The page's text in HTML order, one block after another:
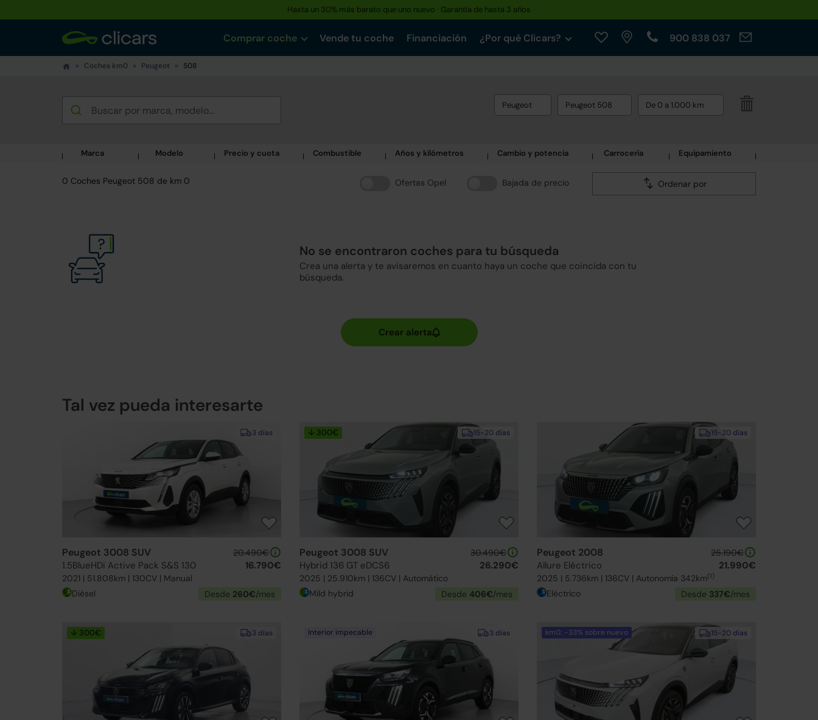
Hasta un 30% más barato que uno nuevo · Garantía de hasta 3 años
Comprar coche Vende tu coche Financiación ¿Por qué Clicars? 900 838 037
Coches km0 Peugeot 508
Peugeot Peugeot 508 De 0 a 1.000 km
Marca Modelo Precio y cuota Combustible Años y kilómetros Cambio y potencia Carrocería Equipamiento
Ofertas Opel Bajada de precio Ordenar por
0 Coches Peugeot 508 de km 0
No se encontraron coches para tu búsqueda
Crea una alerta y te avisaremos en cuanto haya un coche que coincida con tu
búsqueda.
Tal vez pueda interesarte
3 días
Peugeot 3008 SUV
1.5BlueHDi Active Pack S&S 130
2021 | 51.808km | 130CV | Manual
20.490€
16.790€
Diésel Desde 260€/mes
15-20 días
↓ 300€
Peugeot 3008 SUV
Hybrid 136 GT eDCS6
2025 | 25.910km | 136CV | Automático
30.490€
26.290€
Mild hybrid Desde 406€/mes
15-20 días
Peugeot 2008
Allure Eléctrico
2025 | 5.736km | 136CV | Autonomía 342km(1)
25.190€
21.990€
Eléctrico Desde 337€/mes
3 días
↓ 300€ 3 días
Interior impecable 15-20 días
km0: -33% sobre nuevo